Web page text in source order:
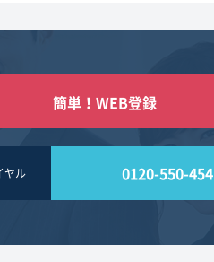
簡単！WEB登録
ヤル 0120-550-454